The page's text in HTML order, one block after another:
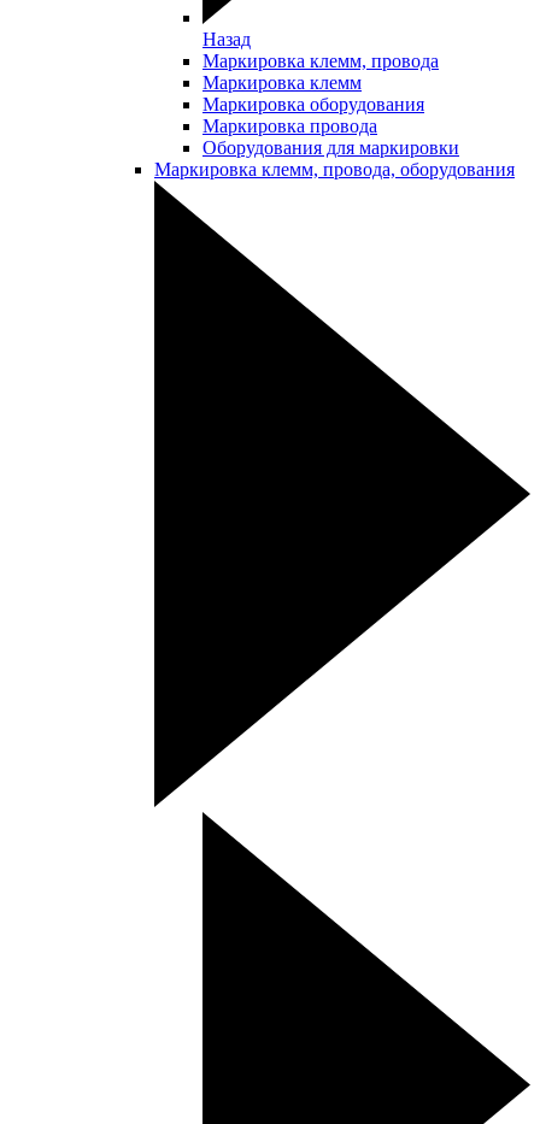
Назад
Маркировка клемм, провода
Маркировка клемм
Маркировка оборудования
Маркировка провода
Оборудования для маркировки
Маркировка клемм, провода, оборудования